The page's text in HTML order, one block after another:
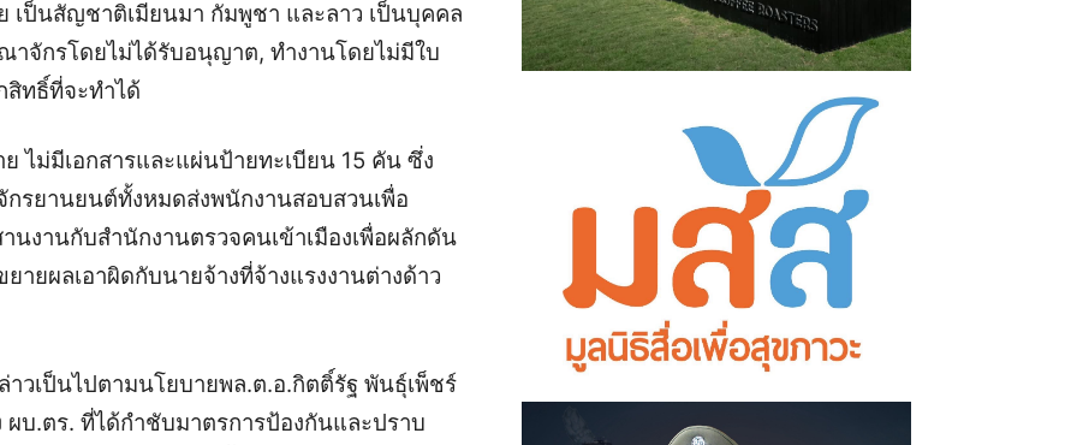
เป็นสัญชาติเมียนมา กัมพูชา และลาว เป็นบุคคล
าจักรโดยไม่ได้รับอนุญาต, ทำงานโดยไม่มีใบ
ทธิ์ที่จะทำได้
ไม่มีเอกสารและแผ่นป้ายทะเบียน 15 คัน ซึ่ง
รยานยนต์ทั้งหมดส่งพนักงานสอบสวนเพื่อ
งานกับสำนักงานตรวจคนเข้าเมืองเพื่อผลักดัน
ยผลเอาผิดกับนายจ้างที่จ้างแรงงานต่างด้าว
วเป็นไปตามนโยบายพล.ต.อ.กิตติ์รัฐ พันธุ์เพ็ชร์
บ.ตร. ที่ได้กำชับมาตรการป้องกันและปราบ